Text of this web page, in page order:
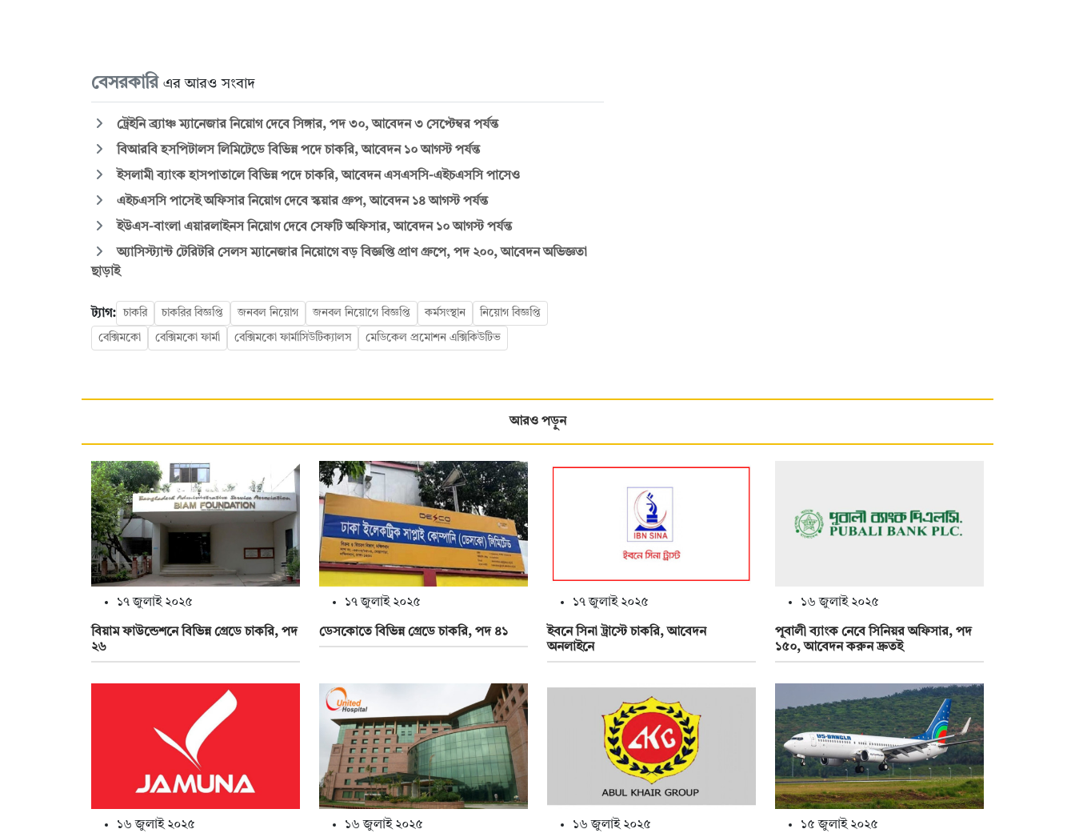
বেসরকারি এর আরও সংবাদ
ট্রেইনি ব্র্যাঞ্চ ম্যানেজার নিয়োগ দেবে সিঙ্গার, পদ ৩০, আবেদন ৩ সেপ্টেম্বর পর্যন্ত
বিআরবি হসপিটালস লিমিটেডে বিভিন্ন পদে চাকরি, আবেদন ১০ আগস্ট পর্যন্ত
ইসলামী ব্যাংক হাসপাতালে বিভিন্ন পদে চাকরি, আবেদন এসএসসি-এইচএসসি পাসেও
এইচএসসি পাসেই অফিসার নিয়োগ দেবে স্কয়ার গ্রুপ, আবেদন ১৪ আগস্ট পর্যন্ত
ইউএস-বাংলা এয়ারলাইনস নিয়োগ দেবে সেফটি অফিসার, আবেদন ১০ আগস্ট পর্যন্ত
অ্যাসিস্ট্যান্ট টেরিটরি সেলস ম্যানেজার নিয়োগে বড় বিজ্ঞপ্তি প্রাণ গ্রুপে, পদ ২০০, আবেদন অভিজ্ঞতা
ছাড়াই
ট্যাগ: চাকরি চাকরির বিজ্ঞপ্তি জনবল নিয়োগ জনবল নিয়োগে বিজ্ঞপ্তি কর্মসংস্থান নিয়োগ বিজ্ঞপ্তি
বেক্সিমকো বেক্সিমকো ফার্মা বেক্সিমকো ফার্মাসিউটিক্যালস মেডিকেল প্রমোশন এক্সিকিউটিভ
আরও পড়ুন
১৭ জুলাই ২০২৫
বিয়াম ফাউন্ডেশনে বিভিন্ন গ্রেডে চাকরি, পদ
২৬
১৭ জুলাই ২০২৫
ডেসকোতে বিভিন্ন গ্রেডে চাকরি, পদ ৪১
১৭ জুলাই ২০২৫
ইবনে সিনা ট্রাস্টে চাকরি, আবেদন
অনলাইনে
১৬ জুলাই ২০২৫
পূবালী ব্যাংক নেবে সিনিয়র অফিসার, পদ
১৫০, আবেদন করুন দ্রুতই
১৬ জুলাই ২০২৫ ১৬ জুলাই ২০২৫ ১৬ জুলাই ২০২৫ ১৫ জুলাই ২০২৫